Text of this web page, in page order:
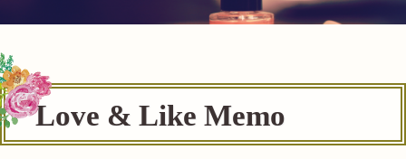
Love & Like Memo